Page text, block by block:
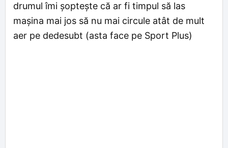
drumul îmi șoptește că ar fi timpul să las
mașina mai jos să nu mai circule atât de mult
aer pe dedesubt (asta face pe Sport Plus)